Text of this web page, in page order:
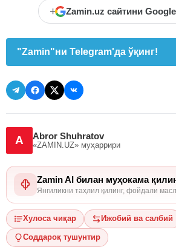
+ Zamin.uz сайтини
"Zamin"ни Telegram'да ўқинг!
A Abror Shuhratov
«ZAMIN.UZ» муҳаррири
Zamin AI билан муҳокама
Янгиликни таҳлил қилинг, фойдали
Хулоса чиқар Ижобий ва салбий
Соддароқ тушунтир